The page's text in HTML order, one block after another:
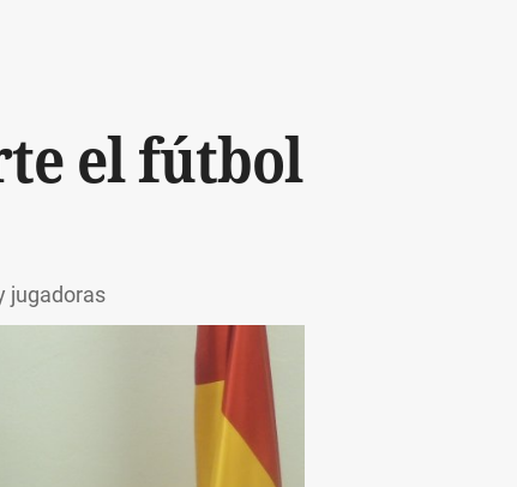
el fútbol
jugadoras